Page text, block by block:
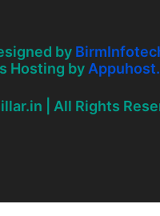
by
Hosting by
| All Rights